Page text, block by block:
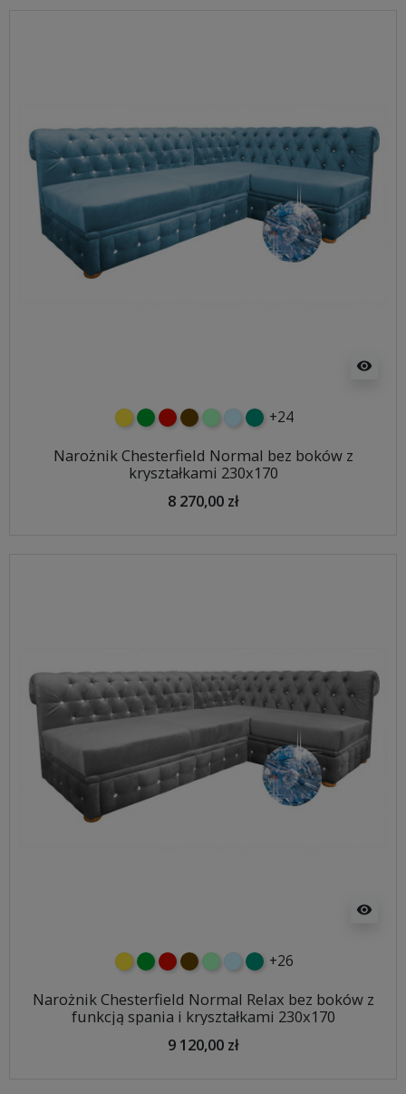
visibility
żółtyzielonyczerwony
czekoladowy
miętowybłękitny
turkusowy
+24
Narożnik Chesterfield Normal bez boków z
kryształkami 230x170
8 270,00 zł
visibility
żółtyzielonyczerwony
czekoladowy
miętowybłękitny
turkusowy
+26
Narożnik Chesterfield Normal Relax bez boków z
funkcją spania i kryształkami 230x170
9 120,00 zł